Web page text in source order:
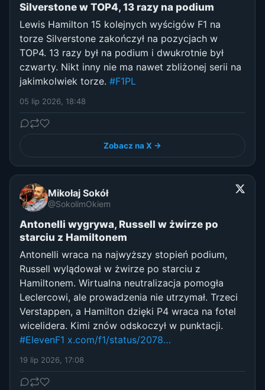
Silverstone w TOP4, 13 razy na podium
Lewis Hamilton 15 kolejnych wyścigów F1 na
torze Silverstone zakończył na pozycjach w
TOP4. 13 razy był na podium i dwukrotnie był
czwarty. Nikt inny nie ma nawet zbliżonej serii na
jakimkolwiek torze. #F1PL
05 lip 2026, 18:48
Zobacz na X →
Mikołaj Sokół
@SokolimOkiem
Antonelli wygrywa, Russell w żwirze po
starciu z Hamiltonem
Antonelli wraca na najwyższy stopień podium,
Russell wylądował w żwirze po starciu z
Hamiltonem. Wirtualna neutralizacja pomogła
Leclercowi, ale prowadzenia nie utrzymał. Trzeci
Verstappen, a Hamilton dzięki P4 wraca na fotel
wicelidera. Kimi znów odskoczył w punktacji.
#ElevenF1 x.com/f1/status/2078…
19 lip 2026, 17:08